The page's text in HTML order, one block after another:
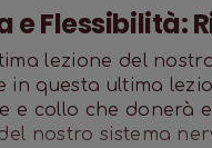
e Flessibilità:
lezione del
in questa ultima
e collo che donerà
nostro sistema